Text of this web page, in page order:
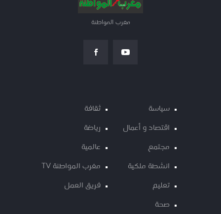
مغرب المواطنة
سياسة
اقتصاد و أعمال
مجتمع
انشطة ملكية
تعليم
صحة
ثقافة
رياضة
عالمية
مغرب المواطنة TV
فريق العمل